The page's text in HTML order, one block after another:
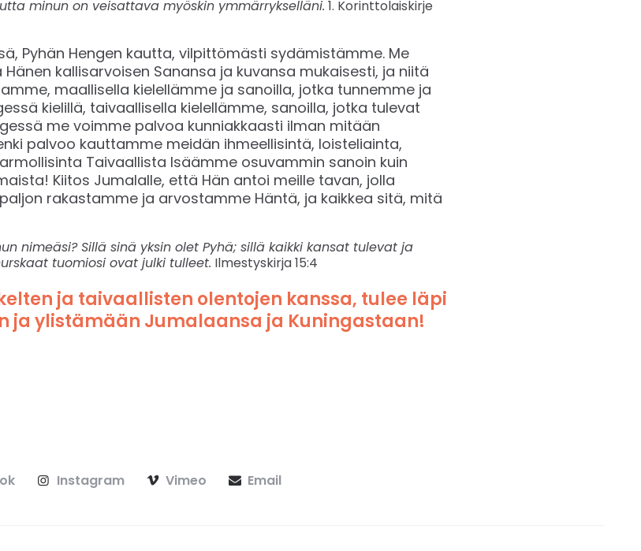
minun on veisattava myöskin ymmärrykselläni. 1. Korinttolaiskirje
Pyhän Hengen kautta, vilpittömästi sydämistämme. Me
kallisarvoisen Sanansa ja kuvansa mukaisesti, ja niitä
maallisella kielellämme ja sanoilla, jotka tunnemme ja
kielillä, taivaallisella kielellämme, sanoilla, jotka tulevat
me voimme palvoa kunniakkaasti ilman mitään
palvoo kauttamme meidän ihmeellisintä, loisteliainta,
Taivaallista Isäämme osuvammin sanoin kuin
Kiitos Jumalalle, että Hän antoi meille tavan, jolla
rakastamme ja arvostamme Häntä, ja kaikkea sitä, mitä
nimeäsi? Sillä sinä yksin olet Pyhä; sillä kaikki kansat tulevat ja
tuomiosi ovat julki tulleet. Ilmestyskirja 15:4
ja taivaallisten olentojen kanssa, tulee läpi
ja ylistämään Jumalaansa ja Kuningastaan!
Instagram Vimeo Email